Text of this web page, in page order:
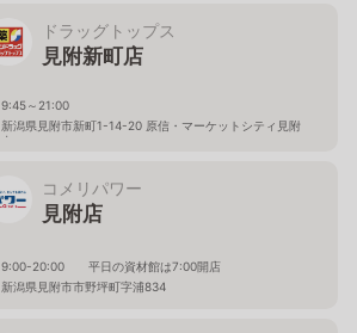
ドラッグトップス
見附新町店
9:45～21:00
新潟県見附市新町1-14-20 原信・マーケットシティ見附
内
コメリパワー
見附店
9:00-20:00 平日の資材館は7:00開店
新潟県見附市市野坪町字浦834